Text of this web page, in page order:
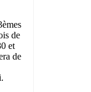
de
et
de